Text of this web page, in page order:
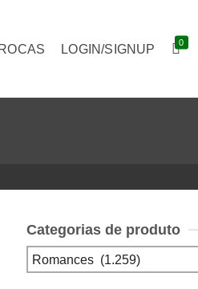
LOGIN/SIGNUP 0
Categorias de produto